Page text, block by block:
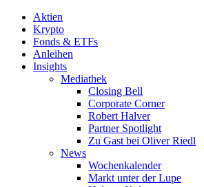
Aktien
Krypto
Fonds & ETFs
Anleihen
Insights
Mediathek
Closing Bell
Corporate Corner
Robert Halver
Partner Spotlight
Zu Gast bei Oliver Riedl
News
Wochenkalender
Markt unter der Lupe